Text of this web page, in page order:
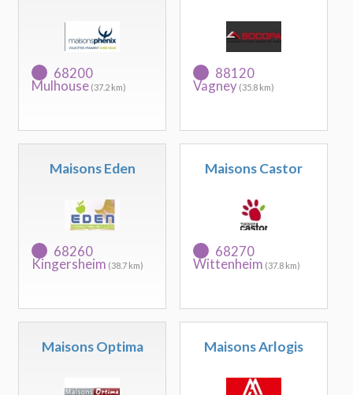
68200
Mulhouse (37.2 km)
88120
Vagney (35.8 km)
Maisons Eden
68260
Kingersheim (38.7 km)
Maisons Castor
68270
Wittenheim (37.8 km)
Maisons Optima Maisons Arlogis